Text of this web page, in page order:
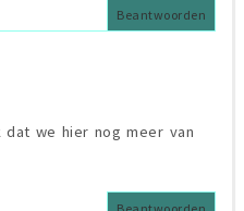
Beantwoorden
we hier nog meer van